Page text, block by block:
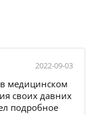
2022-09-03
медицинском
своих давних
подробное